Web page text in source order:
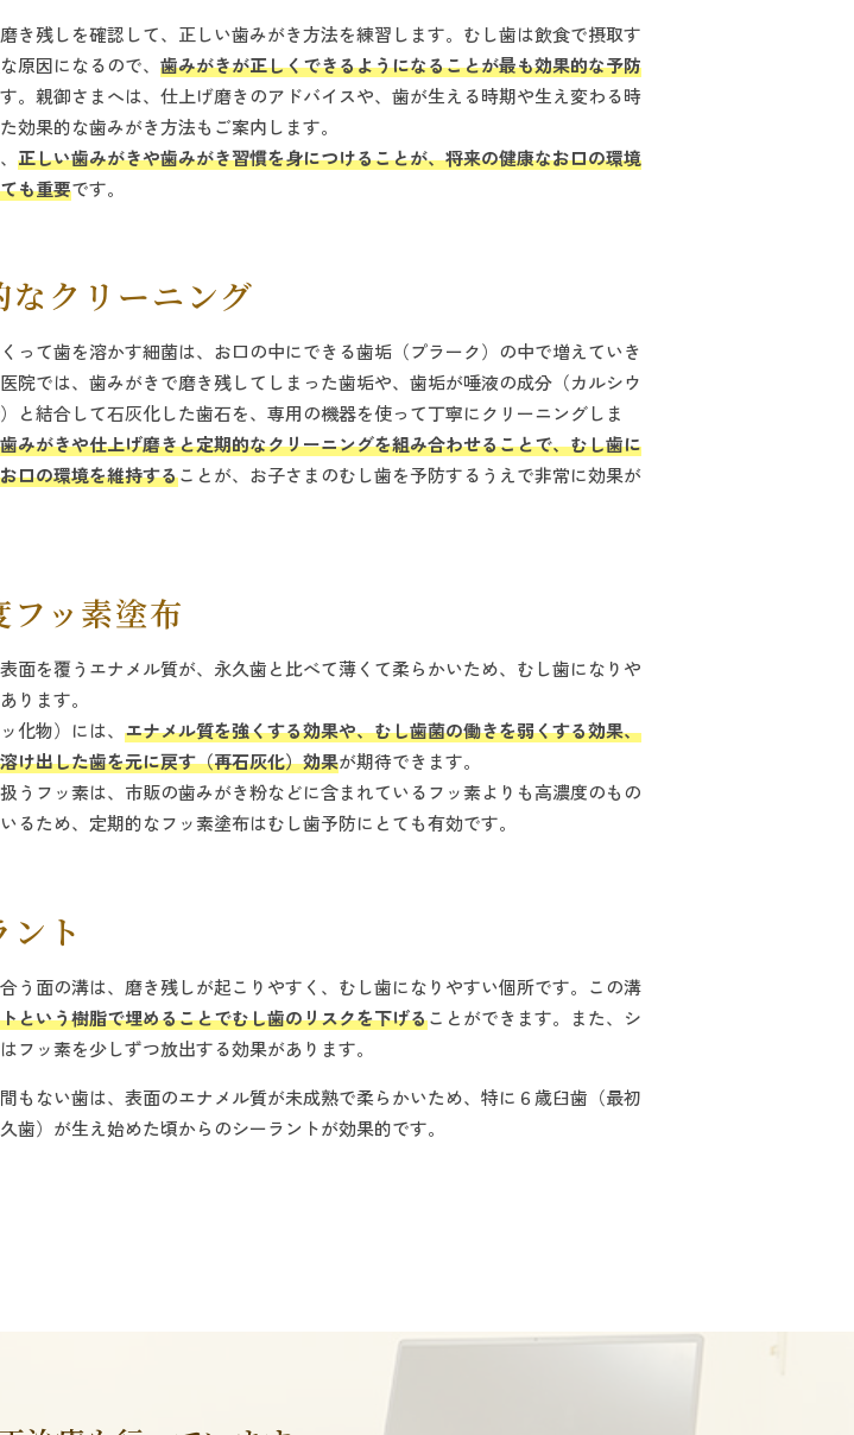
き残しを確認して、正しい歯みがき方法を練習します。むし歯は飲食で摂取す
原因になるので、歯みがきが正しくできるようになることが最も効果的な予防
。親御さまへは、仕上げ磨きのアドバイスや、歯が生える時期や生え変わる時
効果的な歯みがき方法もご案内します。
正しい歯みがきや歯みがき習慣を身につけることが、将来の健康なお口の環境
も重要です。
なクリーニング
って歯を溶かす細菌は、お口の中にできる歯垢（プラーク）の中で増えていき
院では、歯みがきで磨き残してしまった歯垢や、歯垢が唾液の成分（カルシウ
と結合して石灰化した歯石を、専用の機器を使って丁寧にクリーニングしま
みがきや仕上げ磨きと定期的なクリーニングを組み合わせることで、むし歯に
口の環境を維持することが、お子さまのむし歯を予防するうえで非常に効果が
フッ素塗布
面を覆うエナメル質が、永久歯と比べて薄くて柔らかいため、むし歯になりや
ります。
化物）には、エナメル質を強くする効果や、むし歯菌の働きを弱くする効果、
け出した歯を元に戻す（再石灰化）効果が期待できます。
うフッ素は、市販の歯みがき粉などに含まれているフッ素よりも高濃度のもの
るため、定期的なフッ素塗布はむし歯予防にとても有効です。
ント
う面の溝は、磨き残しが起こりやすく、むし歯になりやすい個所です。この溝
という樹脂で埋めることでむし歯のリスクを下げることができます。また、シ
フッ素を少しずつ放出する効果があります。
もない歯は、表面のエナメル質が未成熟で柔らかいため、特に６歳臼歯（最初
歯）が生え始めた頃からのシーラントが効果的です。